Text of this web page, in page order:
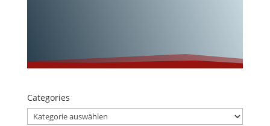
Categories
Categories